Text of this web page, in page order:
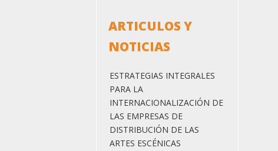
ARTICULOS Y
NOTICIAS
ESTRATEGIAS INTEGRALES
PARA LA
INTERNACIONALIZACIÓN DE
LAS EMPRESAS DE
DISTRIBUCIÓN DE LAS
ARTES ESCÉNICAS